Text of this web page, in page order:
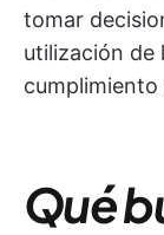
tomar
utilización de
cumplimiento
Qué